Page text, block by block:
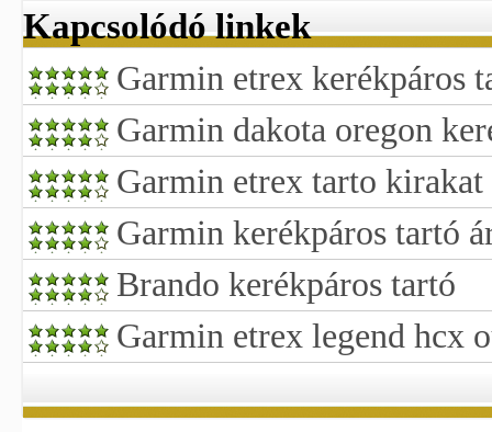
Kapcsolódó linkek
Garmin etrex kerékpáros
Garmin dakota oregon
Garmin etrex tarto kirakat
Garmin kerékpáros tartó
Brando kerékpáros tartó
Garmin etrex legend hcx